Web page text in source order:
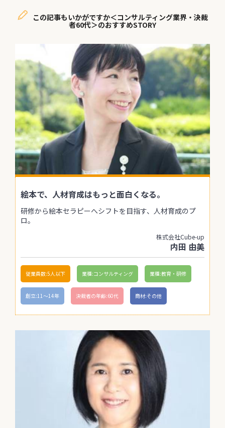
この記事もいかがですか＜コンサルティング業界・決裁
者60代＞のおすすめSTORY
絵本で、人材育成はもっと面白くなる。
研修から絵本セラピーへシフトを目指す、人材育成のプ
ロ。
株式会社Cube-up
内田 由美
従業員数:5人以下 業種:コンサルティング 業種:教育・研修
創立:11〜14年 決裁者の年齢:60代 商材:その他